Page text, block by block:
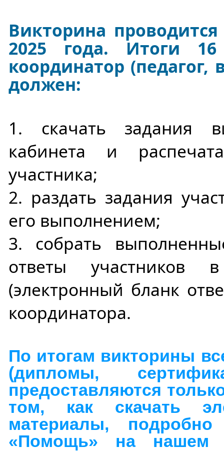
Викторина
2025 года. Итоги
координатор (педагог,
должен:
1. скачать задания
кабинета и
участника;
2. раздать задания
его выполнением;
3. собрать
ответы участников
(электронный бланк
координатора.
По итогам викторины
(дипломы,
предоставляются
том, как скачать
материалы,
«Помощь» на нашем